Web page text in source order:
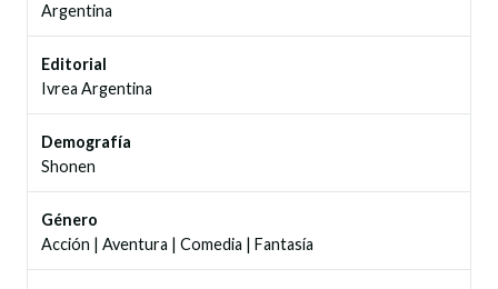
Argentina
Editorial
Ivrea Argentina
Demografía
Shonen
Género
Acción | Aventura | Comedia | Fantasía